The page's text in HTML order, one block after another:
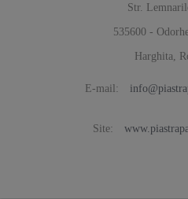
Str.
535600 -
Harghita,
E-mail:
Site: